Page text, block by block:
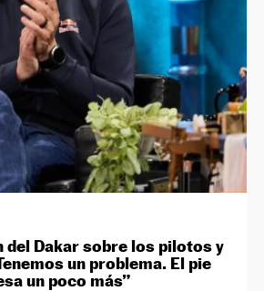
del Dakar sobre los pilotos y
un problema. El pie
un poco más”